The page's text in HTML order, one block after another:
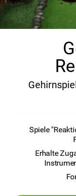
Spiele
Erhalte